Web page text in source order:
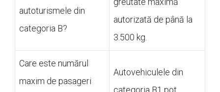
autoturismele din
categoria B?
autorizată de până la
3.500 kg.
Care este numărul
maxim de pasageri
Autovehiculele din
categoria B1 pot